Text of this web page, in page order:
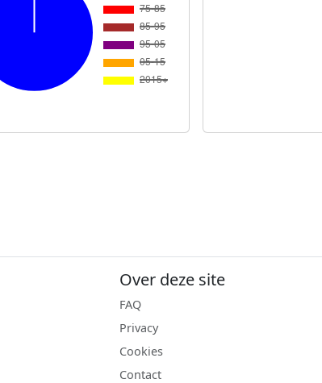
Over deze site
FAQ
Privacy
Cookies
Contact